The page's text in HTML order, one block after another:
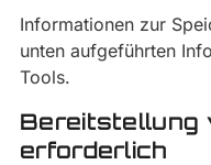
Informationen zur
unten aufgeführten
Tools.
Bereitstellung
erforderlich